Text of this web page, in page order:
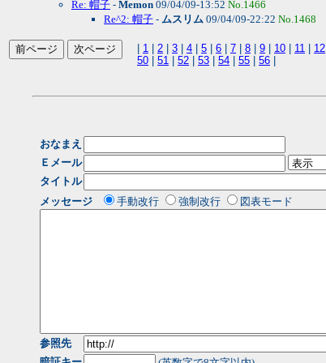
Re: 帽子 - Memon 09/04/09-13:52 No.1466
Re^2: 帽子 - ムスリム 09/04/09-22:22 No.1468
1 2 3 4 5 6 7 8 9 10 11 12
50
51 52 53 54 55 56
おなまえ
Ｅメール
タイトル
メッセージ
手動改行 強制改行 図表モード
参照先